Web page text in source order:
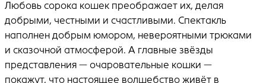
Любовь сорока кошек преображает их, делая
добрыми, честными и счастливыми. Спектакль
наполнен добрым юмором, невероятными трюками
и сказочной атмосферой. А главные звёзды
представления — очаровательные кошки —
покажут, что настоящее волшебство живёт в